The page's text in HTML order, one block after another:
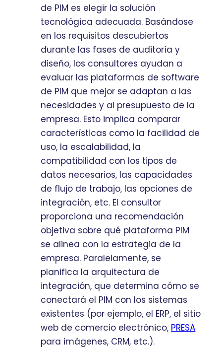
de PIM es elegir la solución
tecnológica adecuada. Basándose
en los requisitos descubiertos
durante las fases de auditoría y
diseño, los consultores ayudan a
evaluar las plataformas de software
de PIM que mejor se adaptan a las
necesidades y al presupuesto de la
empresa. Esto implica comparar
características como la facilidad de
uso, la escalabilidad, la
compatibilidad con los tipos de
datos necesarios, las capacidades
de flujo de trabajo, las opciones de
integración, etc. El consultor
proporciona una recomendación
objetiva sobre qué plataforma PIM
se alinea con la estrategia de la
empresa. Paralelamente, se
planifica la arquitectura de
integración, que determina cómo se
conectará el PIM con los sistemas
existentes (por ejemplo, el ERP, el sitio
web de comercio electrónico, PRESA
para imágenes, CRM, etc.).